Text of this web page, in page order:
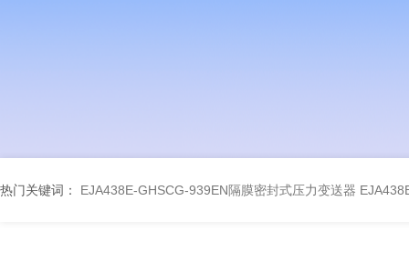
热门关键词： EJA438E-GHSCG-939EN隔膜密封式压力变送器